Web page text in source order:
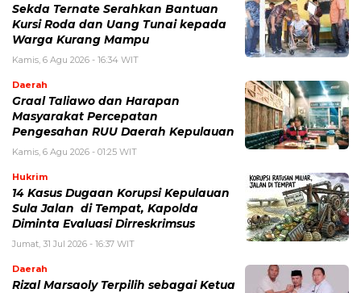
Sekda Ternate Serahkan Bantuan
Kursi Roda dan Uang Tunai kepada
Warga Kurang Mampu
Kamis, 6 Agu 2026 - 16:34 WIT
Daerah
Graal Taliawo dan Harapan
Masyarakat Percepatan
Pengesahan RUU Daerah Kepulauan
Kamis, 6 Agu 2026 - 01:25 WIT
Hukrim
14 Kasus Dugaan Korupsi Kepulauan
Sula Jalan di Tempat, Kapolda
Diminta Evaluasi Dirreskrimsus
Jumat, 31 Jul 2026 - 16:37 WIT
Daerah
Rizal Marsaoly Terpilih sebagai Ketua